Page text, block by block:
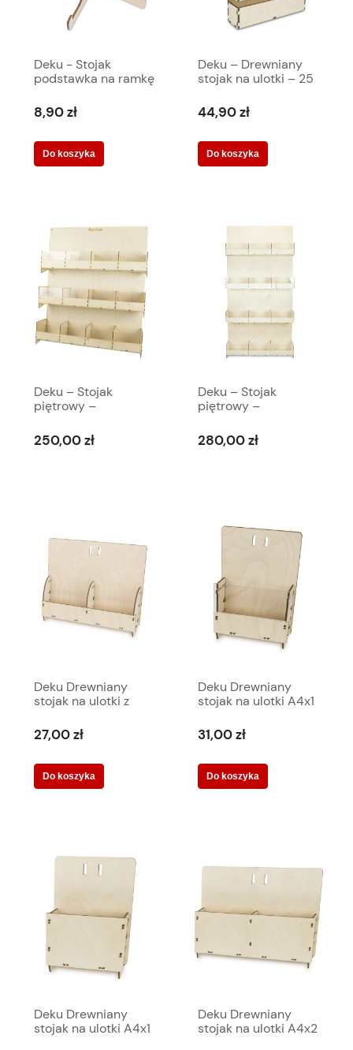
Deku - Stojak
podstawka na ramkę
notatki 000101
8,90 zł
Do koszyka
Deku – Drewniany
stojak na ulotki – 25
000184
44,90 zł
Do koszyka
Deku – Stojak
piętrowy –
74,3 cm 570139
250,00 zł
Deku – Stojak
piętrowy –
120 x 80 cm
570139a
280,00 zł
Deku Drewniany
stojak na ulotki z
27x18,5x10 cm
570306
27,00 zł
Do koszyka
Deku Drewniany
stojak na ulotki A4x1
cm 570030
31,00 zł
Do koszyka
Deku Drewniany
stojak na ulotki A4x1
Deku Drewniany
stojak na ulotki A4x2